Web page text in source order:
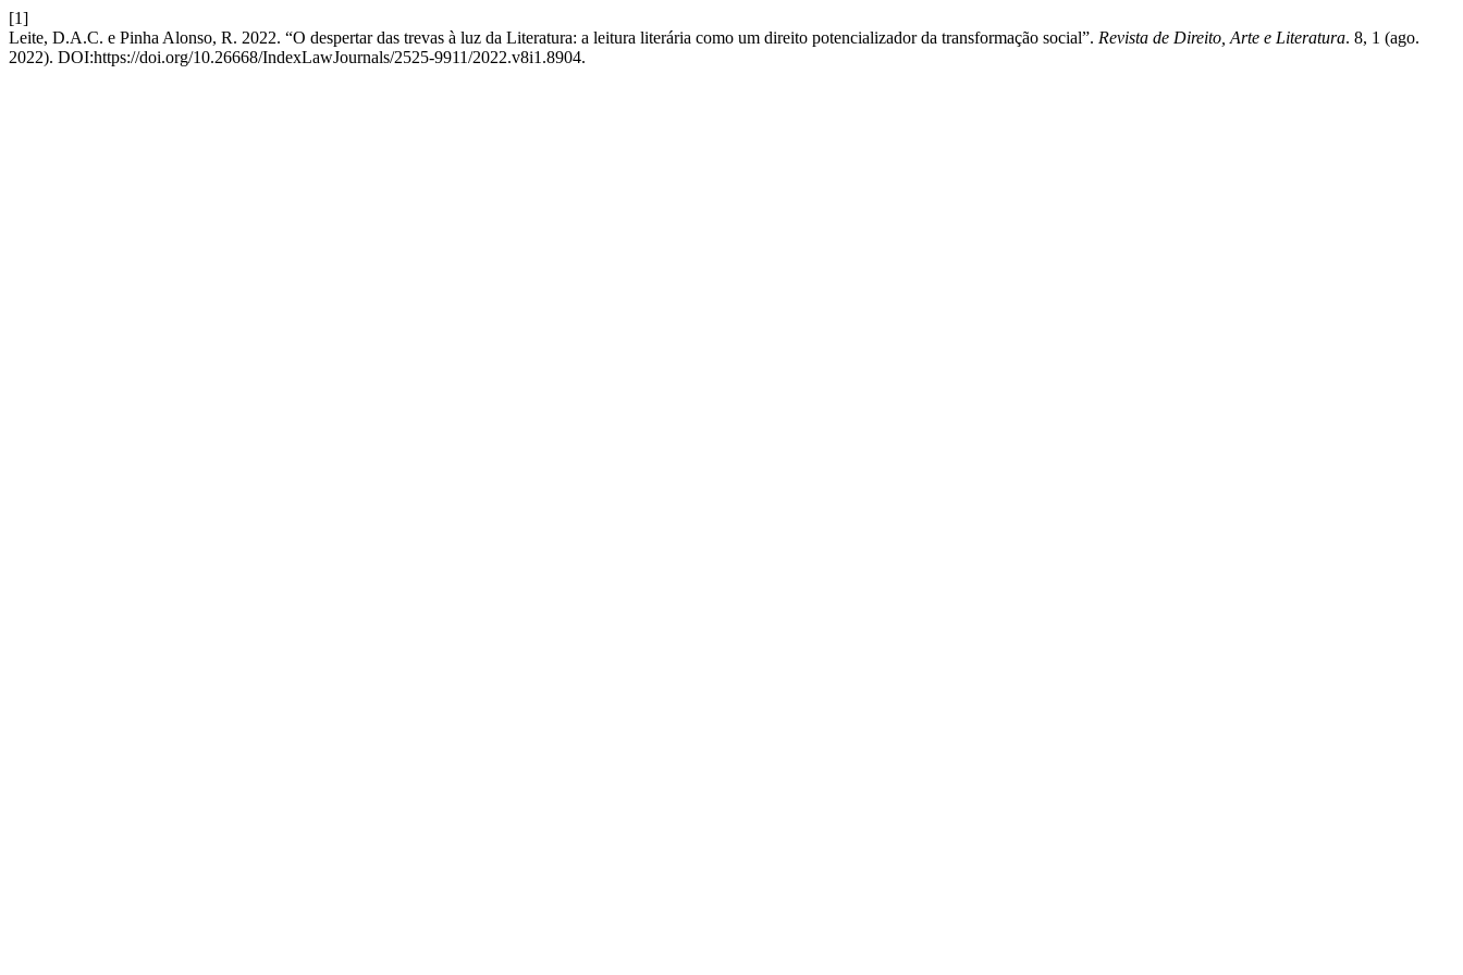
[1]
Leite, D.A.C. e Pinha Alonso, R. 2022. “O despertar das trevas à luz da Literatura: a leitura literária como um direito potencializador da transformação social”. Revista de Direito, Arte e Literatura. 8, 1 (ago.
2022). DOI:https://doi.org/10.26668/IndexLawJournals/2525-9911/2022.v8i1.8904.